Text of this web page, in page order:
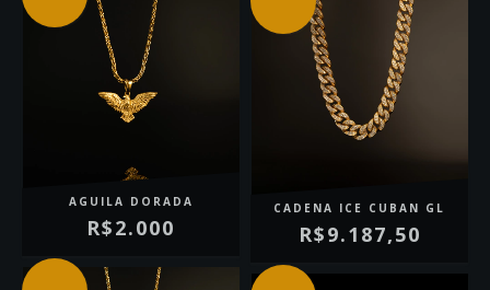
AGUILA DORADA
R$2.000
CADENA ICE CUBAN GL
R$9.187,50